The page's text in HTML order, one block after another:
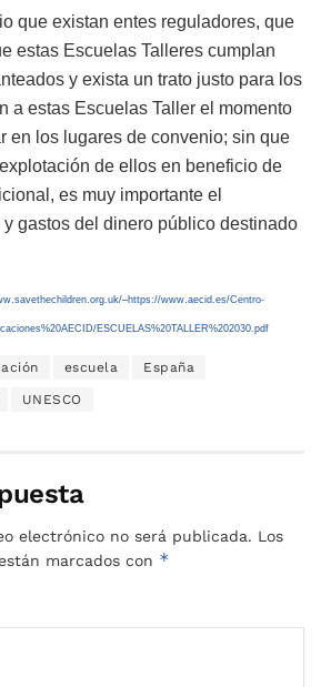
que existan entes reguladores, que
estas Escuelas Talleres cumplan
y exista un trato justo para los
a estas Escuelas Taller el momento
en los lugares de convenio; sin que
de ellos en beneficio de
es muy importante el
gastos del dinero público destinado
–https://www.aecid.es/Centro-
ESCUELAS%20TALLER%202030.pdf
escuela España
UNESCO
electrónico no será publicada. Los
marcados con *